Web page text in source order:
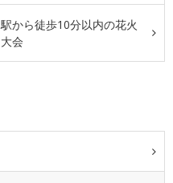
駅から徒歩10分以内の花火
大会